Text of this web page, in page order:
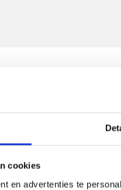
cookies
en advertenties te
maar het lijkt erop dat
Terug